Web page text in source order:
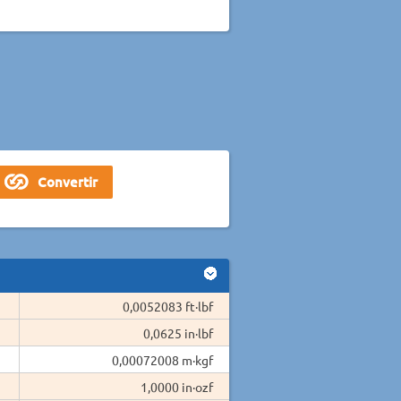
0,0052083 ft·lbf
0,0625 in·lbf
0,00072008 m·kgf
1,0000 in·ozf